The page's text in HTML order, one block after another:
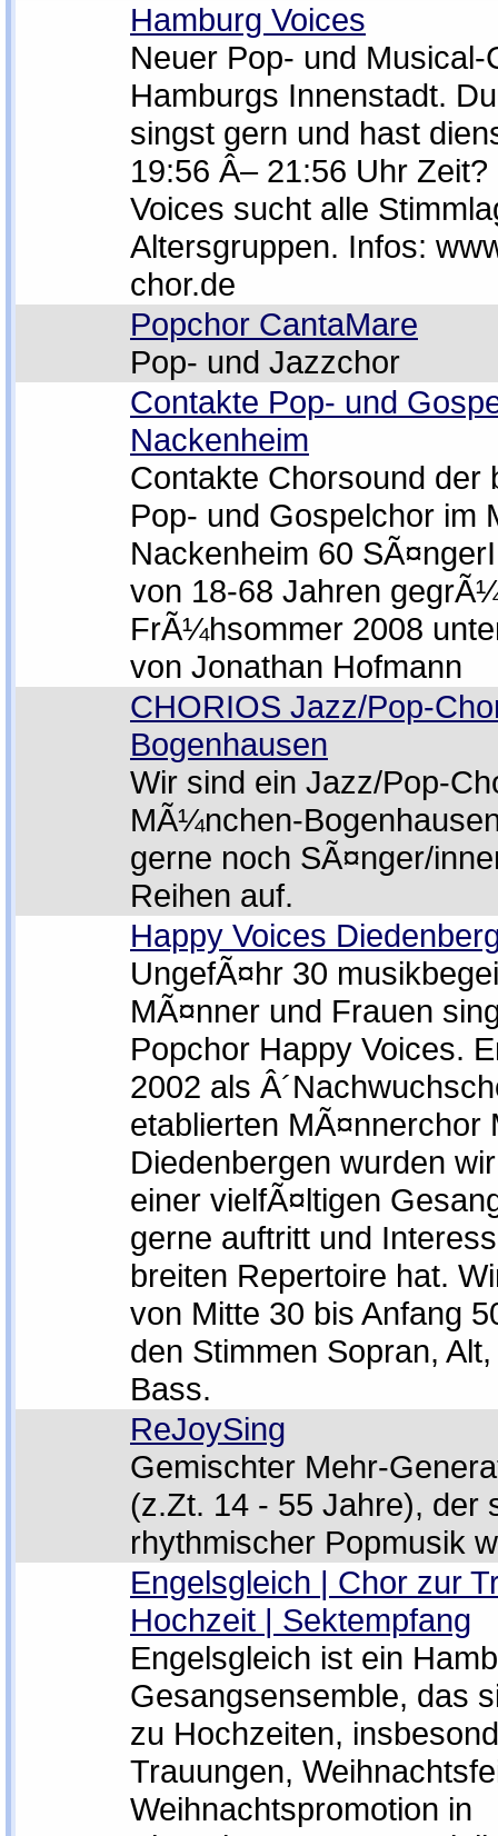
Hamburg Voices
Neuer Pop- und Musical-
Hamburgs Innenstadt.
singst gern und hast
19:56 Â– 21:56 Uhr
Voices sucht alle
Altersgruppen. Infos:
chor.de
Popchor CantaMare
Pop- und Jazzchor
Contakte Pop- und
Nackenheim
Contakte Chorsound der
Pop- und Gospelchor im
Nackenheim 60
von 18-68 Jahren
FrÃ¼hsommer 2008
von Jonathan Hofmann
CHORIOS Jazz/Pop-
Bogenhausen
Wir sind ein Jazz/Pop-
MÃ¼nchen-
gerne noch SÃ¤nger/
Reihen auf.
Happy Voices
UngefÃ¤hr 30
MÃ¤nner und Frauen
Popchor Happy Voices.
2002 als
etablierten MÃ¤nnerchor
Diedenbergen wurden
einer vielfÃ¤ltigen
gerne auftritt und
breiten Repertoire hat.
von Mitte 30 bis Anfang
den Stimmen Sopran,
Bass.
ReJoySing
Gemischter Mehr-
(z.Zt. 14 - 55 Jahre), der
rhythmischer Popmusik
Engelsgleich | Chor zur
Hochzeit | Sektempfang
Engelsgleich ist ein
Gesangsensemble, das
zu Hochzeiten,
Trauungen,
Weihnachtspromotion in